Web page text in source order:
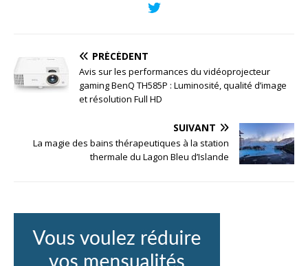
PRÉCÉDENT
Avis sur les performances du vidéoprojecteur
gaming BenQ TH585P : Luminosité, qualité d’image
et résolution Full HD
SUIVANT
La magie des bains thérapeutiques à la station
thermale du Lagon Bleu d’Islande